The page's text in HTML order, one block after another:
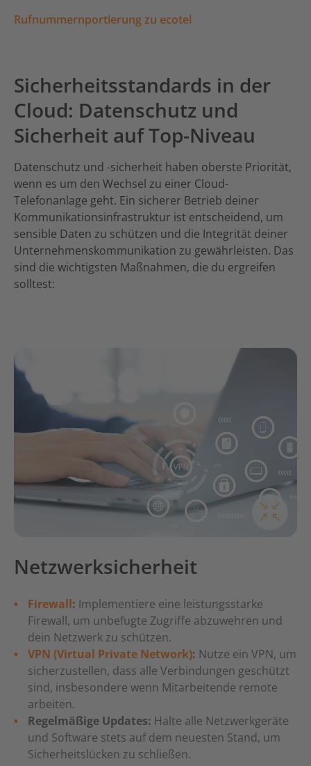
Rufnummernportierung zu ecotel
Sicherheitsstandards in der
Cloud: Datenschutz und
Sicherheit auf Top-Niveau
Datenschutz und -sicherheit haben oberste Priorität,
wenn es um den Wechsel zu einer Cloud-
Telefonanlage geht. Ein sicherer Betrieb deiner
Kommunikationsinfrastruktur ist entscheidend, um
sensible Daten zu schützen und die Integrität deiner
Unternehmenskommunikation zu gewährleisten. Das
sind die wichtigsten Maßnahmen, die du ergreifen
solltest:
Netzwerksicherheit
Firewall: Implementiere eine leistungsstarke
Firewall, um unbefugte Zugriffe abzuwehren und
dein Netzwerk zu schützen.
VPN (Virtual Private Network): Nutze ein VPN, um
sicherzustellen, dass alle Verbindungen geschützt
sind, insbesondere wenn Mitarbeitende remote
arbeiten.
Regelmäßige Updates: Halte alle Netzwerkgeräte
und Software stets auf dem neuesten Stand, um
Sicherheitslücken zu schließen.